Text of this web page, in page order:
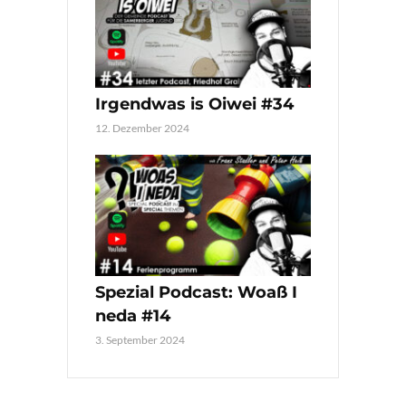
Irgendwas is Oiwei #34
12. Dezember 2024
Spezial Podcast: Woaß I
neda #14
3. September 2024